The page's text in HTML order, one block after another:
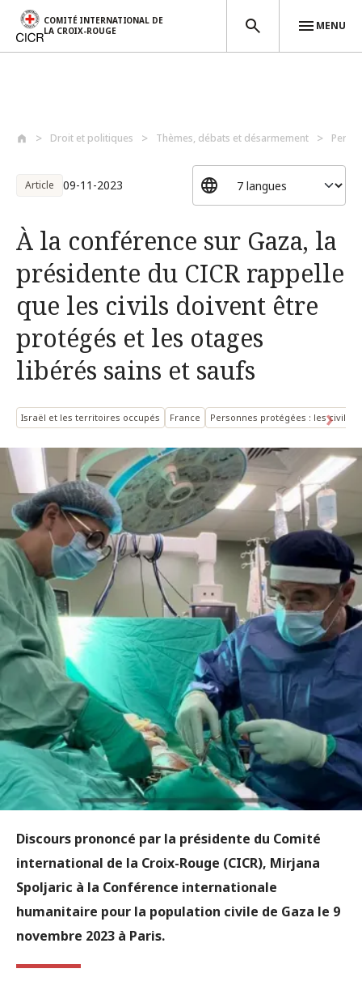
COMITÉ INTERNATIONAL DE
LA CROIX-ROUGE
MENU
Droit et politiques Thèmes, débats et désarmement
Article 09-11-2023
À la conférence sur Gaza, la
présidente du CICR rappelle
que les civils doivent être
protégés et les otages
libérés sains et saufs
Israël et les territoires occupés France Personnes protégées : les civils
Discours prononcé par la présidente du Comité
international de la Croix-Rouge (CICR), Mirjana
Spoljaric à la Conférence internationale
humanitaire pour la population civile de Gaza le 9
novembre 2023 à Paris.